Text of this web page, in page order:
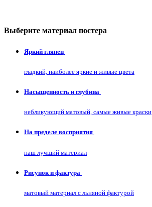
Выберите материал постера
Яркий глянец
гладкий, наиболее яркие и живые цвета
Насыщенность и глубина
небликующий матовый, самые живые краски
На пределе восприятия
наш лучший материал
Рисунок и фактура
матовый материал с льняной фактурой